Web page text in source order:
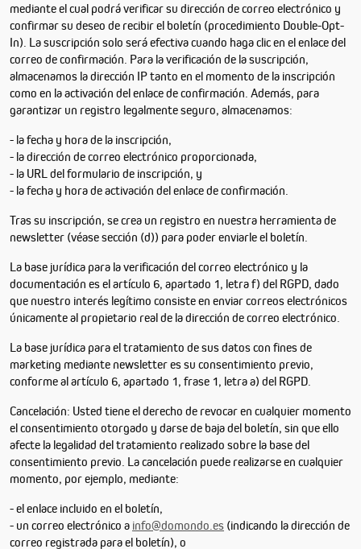
mediante el cual podrá verificar su dirección de correo electrónico y
confirmar su deseo de recibir el boletín (procedimiento Double-Opt-
In). La suscripción solo será efectiva cuando haga clic en el enlace del
correo de confirmación. Para la verificación de la suscripción,
almacenamos la dirección IP tanto en el momento de la inscripción
como en la activación del enlace de confirmación. Además, para
garantizar un registro legalmente seguro, almacenamos:
- la fecha y hora de la inscripción,
- la dirección de correo electrónico proporcionada,
- la URL del formulario de inscripción, y
- la fecha y hora de activación del enlace de confirmación.
Tras su inscripción, se crea un registro en nuestra herramienta de
newsletter (véase sección (d)) para poder enviarle el boletín.
La base jurídica para la verificación del correo electrónico y la
documentación es el artículo 6, apartado 1, letra f) del RGPD, dado
que nuestro interés legítimo consiste en enviar correos electrónicos
únicamente al propietario real de la dirección de correo electrónico.
La base jurídica para el tratamiento de sus datos con fines de
marketing mediante newsletter es su consentimiento previo,
conforme al artículo 6, apartado 1, frase 1, letra a) del RGPD.
Cancelación: Usted tiene el derecho de revocar en cualquier momento
el consentimiento otorgado y darse de baja del boletín, sin que ello
afecte la legalidad del tratamiento realizado sobre la base del
consentimiento previo. La cancelación puede realizarse en cualquier
momento, por ejemplo, mediante:
- el enlace incluido en el boletín,
- un correo electrónico a info@domondo.es (indicando la dirección de
correo registrada para el boletín), o